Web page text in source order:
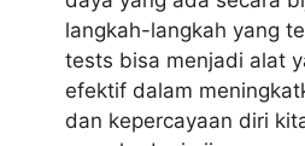
langkah-langkah yang
tests bisa menjadi alat
efektif dalam
dan kepercayaan diri